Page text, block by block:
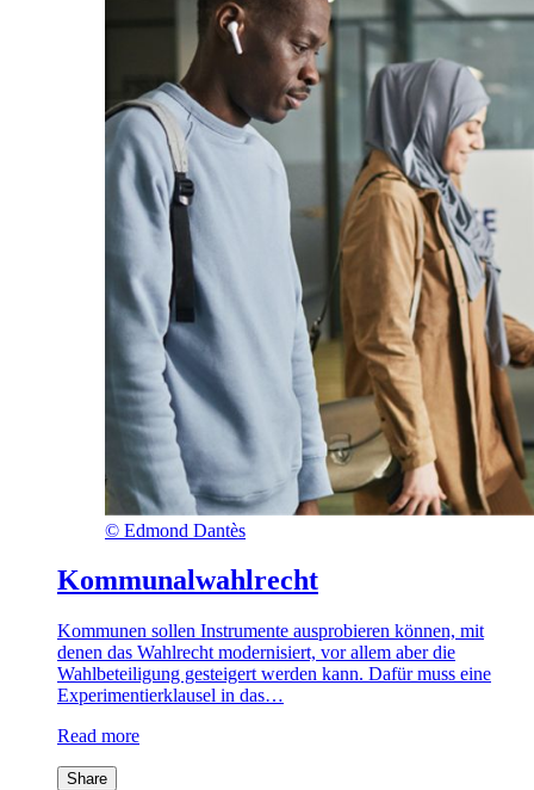
© Edmond Dantès
Kommunalwahlrecht
Kommunen sollen Instrumente ausprobieren können, mit
denen das Wahlrecht modernisiert, vor allem aber die
Wahlbeteiligung gesteigert werden kann. Dafür muss eine
Experimentierklausel in das…
Read more
Share